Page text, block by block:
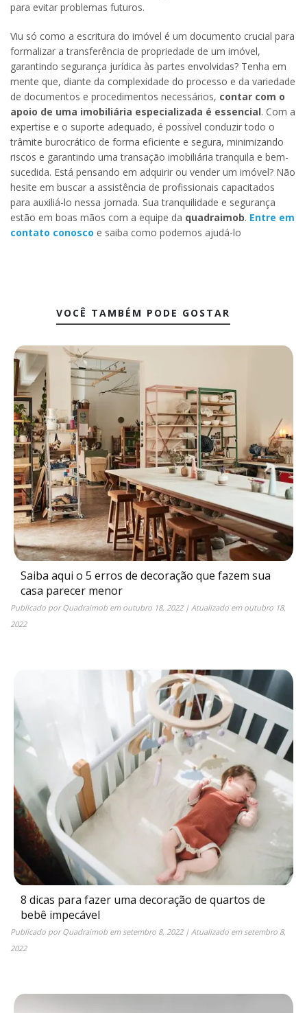
para evitar problemas futuros.
Viu só como a escritura do imóvel é um documento crucial para
formalizar a transferência de propriedade de um imóvel,
garantindo segurança jurídica às partes envolvidas? Tenha em
mente que, diante da complexidade do processo e da variedade
de documentos e procedimentos necessários, contar com o
apoio de uma imobiliária especializada é essencial. Com a
expertise e o suporte adequado, é possível conduzir todo o
trâmite burocrático de forma eficiente e segura, minimizando
riscos e garantindo uma transação imobiliária tranquila e bem-
sucedida. Está pensando em adquirir ou vender um imóvel? Não
hesite em buscar a assistência de profissionais capacitados
para auxiliá-lo nessa jornada. Sua tranquilidade e segurança
estão em boas mãos com a equipe da quadraimob. Entre em
contato conosco e saiba como podemos ajudá-lo
VOCÊ TAMBÉM PODE GOSTAR
Saiba aqui o 5 erros de decoração que fazem sua
casa parecer menor
Publicado porQuadraimob em outubro 18, 2022| Atualizado em outubro 18,
2022
8 dicas para fazer uma decoração de quartos de
bebê impecável
Publicado porQuadraimob em setembro 8, 2022| Atualizado em setembro 8,
2022